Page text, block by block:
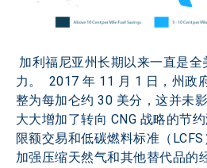
力。  2017 年 11 月 1 日，州政
整为每加仑约 30 美分，这并未
大大增加了转向 CNG 战略的节
限额交易和低碳燃料标准（
加强压缩天然气和其他替代品的